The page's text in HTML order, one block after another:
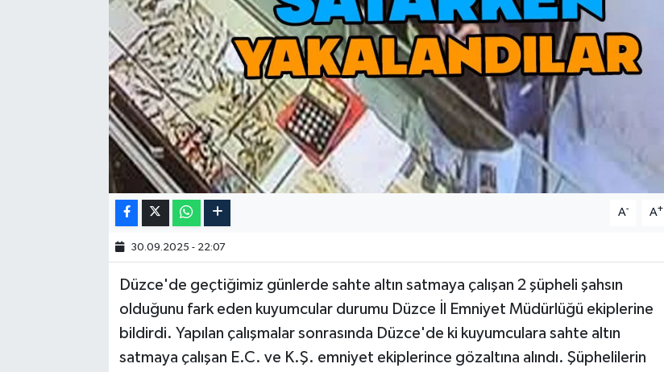
A- A+
30.09.2025 - 22:07
Düzce'de geçtiğimiz günlerde sahte altın satmaya çalışan 2 şüpheli şahsın
olduğunu fark eden kuyumcular durumu Düzce İl Emniyet Müdürlüğü ekiplerine
bildirdi. Yapılan çalışmalar sonrasında Düzce'de ki kuyumculara sahte altın
satmaya çalışan E.C. ve K.Ş. emniyet ekiplerince gözaltına alındı. Şüphelilerin